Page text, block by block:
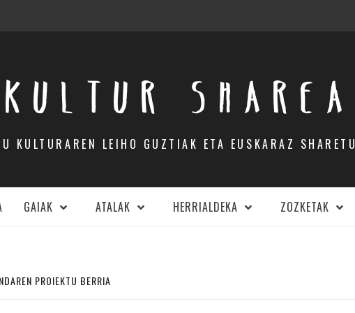
KULTUR SHAREA
KULTURAREN LEIHO GUZTIAK ETA EUSKARAZ SHARETU
GAIAK ATALAK HERRIALDEKA ZOZKETAK
PROIEKTU BERRIA